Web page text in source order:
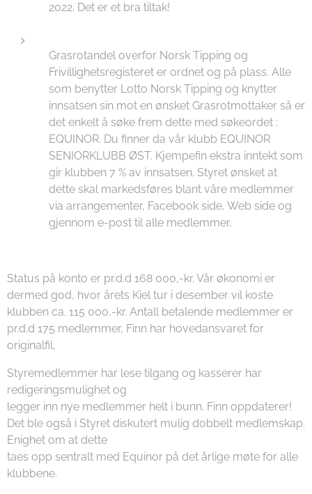
2022. Det er et bra tiltak!
Grasrotandel overfor Norsk Tipping og
Frivillighetsregisteret er ordnet og på plass. Alle
som benytter Lotto Norsk Tipping og knytter
innsatsen sin mot en ønsket Grasrotmottaker så er
det enkelt å søke frem dette med søkeordet :
EQUINOR. Du finner da vår klubb EQUINOR
SENIORKLUBB ØST. Kjempefin ekstra inntekt som
gir klubben 7 % av innsatsen. Styret ønsket at
dette skal markedsføres blant våre medlemmer
via arrangementer, Facebook side, Web side og
gjennom e-post til alle medlemmer.
Status på konto er pr.d.d 168 000,-kr. Vår økonomi er
dermed god, hvor årets Kiel tur i desember vil koste
klubben ca. 115 000,-kr. Antall betalende medlemmer er
pr.d.d 175 medlemmer, Finn har hovedansvaret for
originalfil,
Styremedlemmer har lese tilgang og kasserer har
redigeringsmulighet og
legger inn nye medlemmer helt i bunn. Finn oppdaterer!
Det ble også i Styret diskutert mulig dobbelt medlemskap.
Enighet om at dette
taes opp sentralt med Equinor på det årlige møte for alle
klubbene.